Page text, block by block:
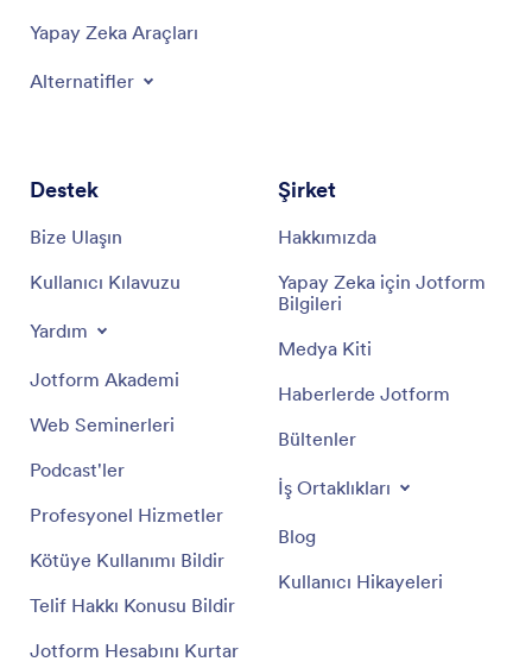
Yapay Zeka Araçları
Alternatifler
Destek
Bize Ulaşın
Kullanıcı Kılavuzu
Yardım
Jotform Akademi
Web Seminerleri
Podcast'ler
Profesyonel Hizmetler
Kötüye Kullanımı Bildir
Telif Hakkı Konusu Bildir
Jotform Hesabını Kurtar
Şirket
Hakkımızda
Yapay Zeka için Jotform
Bilgileri
Medya Kiti
Haberlerde Jotform
Bültenler
İş Ortaklıkları
Blog
Kullanıcı Hikayeleri